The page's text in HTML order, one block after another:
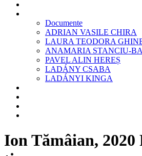
Documente
ADRIAN VASILE CHIRA
LAURA TEODORA
ANAMARIA STANCIU-
PAVEL ALIN HEREȘ
LADÁNY CSABA
LADÁNYI KINGA
Ion Tămâian,